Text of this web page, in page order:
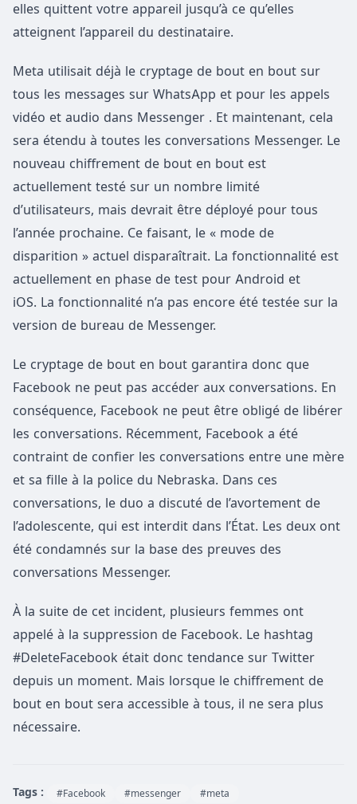
elles quittent votre appareil jusqu’à ce qu’elles
atteignent l’appareil du destinataire.
Meta utilisait déjà le cryptage de bout en bout sur
tous les messages sur WhatsApp et pour les appels
vidéo et audio dans Messenger . Et maintenant, cela
sera étendu à toutes les conversations Messenger. Le
nouveau chiffrement de bout en bout est
actuellement testé sur un nombre limité
d’utilisateurs, mais devrait être déployé pour tous
l’année prochaine. Ce faisant, le « mode de
disparition » actuel disparaîtrait. La fonctionnalité est
actuellement en phase de test pour Android et
iOS. La fonctionnalité n’a pas encore été testée sur la
version de bureau de Messenger.
Le cryptage de bout en bout garantira donc que
Facebook ne peut pas accéder aux conversations. En
conséquence, Facebook ne peut être obligé de libérer
les conversations. Récemment, Facebook a été
contraint de confier les conversations entre une mère
et sa fille à la police du Nebraska. Dans ces
conversations, le duo a discuté de l’avortement de
l’adolescente, qui est interdit dans l’État. Les deux ont
été condamnés sur la base des preuves des
conversations Messenger.
À la suite de cet incident, plusieurs femmes ont
appelé à la suppression de Facebook. Le hashtag
#DeleteFacebook était donc tendance sur Twitter
depuis un moment. Mais lorsque le chiffrement de
bout en bout sera accessible à tous, il ne sera plus
nécessaire.
Tags : #Facebook #messenger #meta